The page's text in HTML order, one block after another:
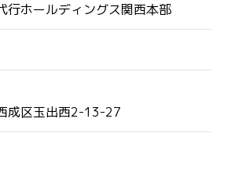
行ホールディングス関西本部
成区玉出西2-13-27